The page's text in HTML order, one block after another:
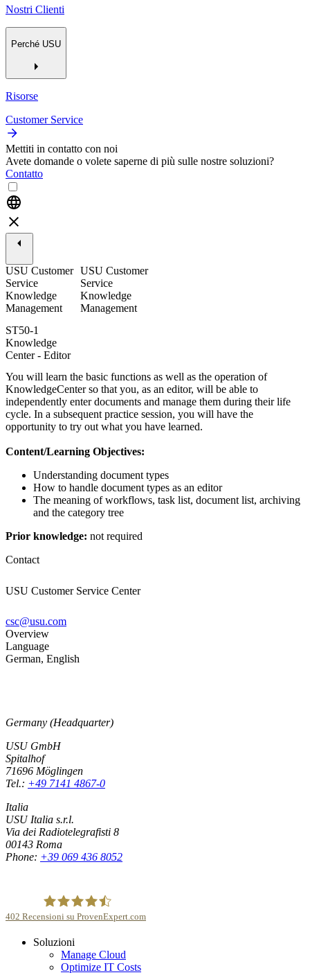
Nostri Clienti
Perché USU
Risorse
Customer Service
Mettiti in contatto con noi
Avete domande o volete saperne di più sulle nostre soluzioni?
Contatto
USU Customer
Service
Knowledge
Management
ST50-1
Knowledge
Center - Editor
USU Customer
Service
Knowledge
Management
You will learn the basic functions as well as the operation of
KnowledgeCenter so that you, as an editor, will be able to
independently enter documents and manage them during their life
cycle. In a subsequent practice session, you will have the
opportunity to try out what you have learned.
Content/Learning Objectives:
Understanding document types
How to handle document types as an editor
The meaning of workflows, task list, document list, archiving
and the category tree
Prior knowledge: not required
Contact
USU Customer Service Center
csc@usu.com
Overview
Language
German, English
Germany (Headquarter)
USU GmbH
Spitalhof
71696 Möglingen
Tel.: +49 7141 4867-0
Italia
USU Italia s.r.l.
Via dei Radiotelegrafisti 8
00143 Roma
Phone: +39 069 436 8052
USU GmbH
402 Recensioni su ProvenExpert.com
Soluzioni
Manage Cloud
Optimize IT Costs